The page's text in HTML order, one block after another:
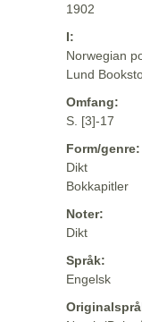
1902
I:
Norwegian
Lund
Omfang:
S. [3]-17
Form/genre:
Dikt
Bokkapitler
Noter:
Dikt
Språk:
Engelsk